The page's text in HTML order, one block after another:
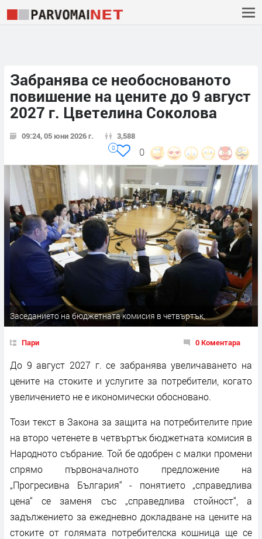
Забранява се необоснованото
повишение на цените до 9 август
2027 г. Цветелина Соколова
09:24, 05 юни 2026 г. 3,588
0
0
Заседанието на бюджетната комисия в четвъртък,
Пари 0 Коментара
До 9 август 2027 г. се забранява увеличаването на
цените на стоките и услугите за потребители, когато
увеличението не е икономически обосновано.
Този текст в Закона за защита на потребителите прие
на второ четенете в четвъртък бюджетната комисия в
Народното събрание. Той бе одобрен с малки промени
спрямо първоначалното предложение на
„Прогресивна България“ - понятието „справедлива
цена“ се заменя със „справедлива стойност“, а
задължението за ежедневно докладване на цените на
стоките от голямата потребителска кошница ще се